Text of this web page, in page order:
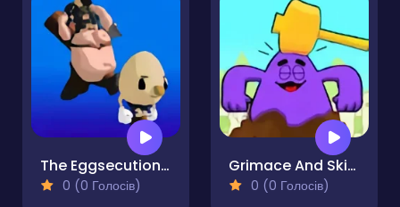
The Eggsecutioner
0 (0 Голосів)
Grimace And Skibidi Whack A Mole
0 (0 Голосів)